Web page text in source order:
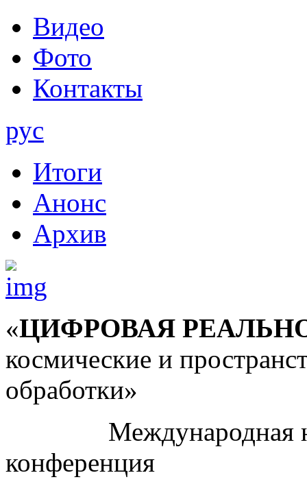
Видео
Фото
Контакты
рус
Итоги
Анонс
Архив
«ЦИФРОВАЯ
космические и
обработки»
Международная
конференция